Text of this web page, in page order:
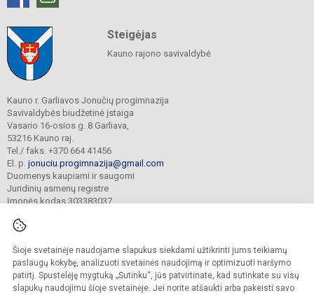
Šioje svetainėje naudojame slapukus siekdami užtikrinti jums teikiamų
paslaugų kokybę, analizuoti svetainės naudojimą ir optimizuoti naršymo
patirtį. Spustelėję mygtuką „Sutinku“, jūs patvirtinate, kad sutinkate su visų
slapukų naudojimu šioje svetainėje. Jei norite atšaukti arba pakeisti savo
Steigėjas
Kauno rajono savivaldybė
Kauno r. Garliavos Jonučių progimnazija
Savivaldybės biudžetinė įstaiga
Vasario 16-osios g. 8 Garliava,
53216 Kauno raj.
Tel./ faks. +370 664 41456
El. p. jonuciu.progimnazija@gmail.com
Duomenys kaupiami ir saugomi
Juridinių asmenų registre
Įmonės kodas 303383037
© 2023. Kauno r. Garliavos Jonučių progimnazija. Visos teisės saugomos.
Kopijuoti turinį be raštiško progimnazijos sutikimo griežtai draudžiama.
Prieinamumo paraiška Slapukų valdymas